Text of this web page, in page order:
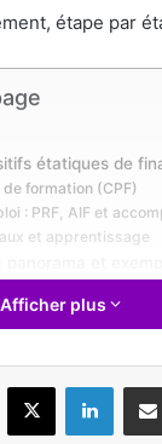
étape par
étatiques de
formation (CPF)
: PRF, AIF et
et apprentissage
: Pro-A et
votre profil
le CPF
et aides
Afficher plus
X